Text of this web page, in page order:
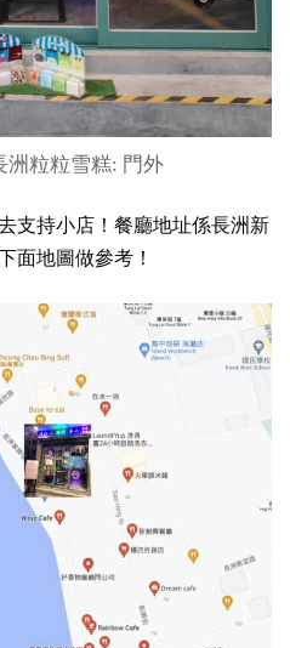
洲粒粒雪糕: 門外
支持小店！餐廳地址係長洲新
面地圖做參考！